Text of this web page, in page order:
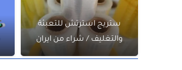
ستريج استرتش للتعبئة
والتغليف / شراء من ايران